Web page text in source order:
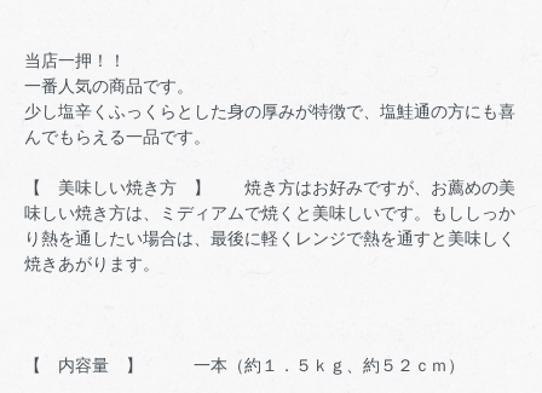
当店一押！！
一番人気の商品です。
少し塩辛くふっくらとした身の厚みが特徴で、塩鮭通の方にも喜
んでもらえる一品です。
【 美味しい焼き方 】 焼き方はお好みですが、お薦めの美
味しい焼き方は、ミディアムで焼くと美味しいです。もししっか
り熱を通したい場合は、最後に軽くレンジで熱を通すと美味しく
焼きあがります。
【 内容量 】 一本（約１．５ｋｇ、約５２ｃｍ）